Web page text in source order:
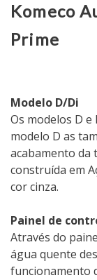
Komeco
Prime
Modelo D/Di
Os modelos D
modelo D as
acabamento da
construída em
cor cinza.
Painel de
Através do
água quente
funcionamento